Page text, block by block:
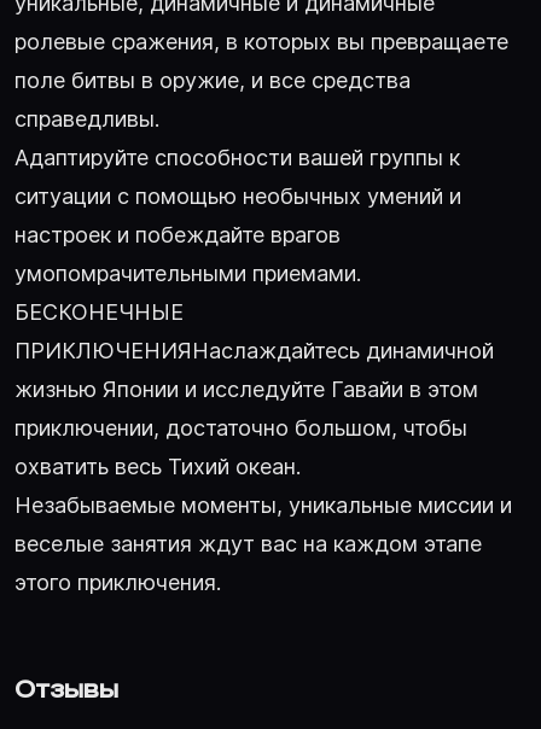
ролевые сражения, в которых вы превращаете
поле битвы в оружие, и все средства
справедливы.
Адаптируйте способности вашей группы к
ситуации с помощью необычных умений и
настроек и побеждайте врагов
умопомрачительными приемами.
БЕСКОНЕЧНЫЕ
ПРИКЛЮЧЕНИЯНаслаждайтесь динамичной
жизнью Японии и исследуйте Гавайи в этом
приключении, достаточно большом, чтобы
охватить весь Тихий океан.
Незабываемые моменты, уникальные миссии и
веселые занятия ждут вас на каждом этапе
этого приключения.
Отзывы